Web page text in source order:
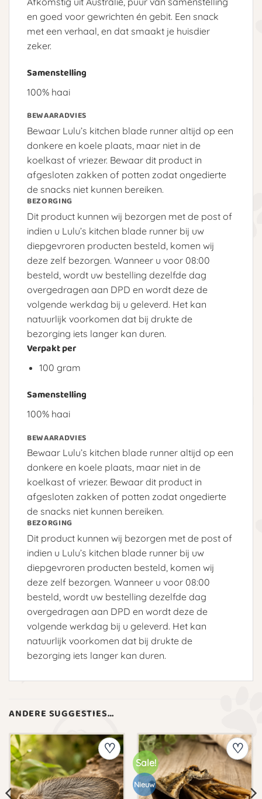
en goed voor gewrichten én gebit. Een snack
met een verhaal, en dat smaakt je huisdier
zeker.
Samenstelling
100% haai
BEWAARADVIES
Bewaar Lulu’s kitchen blade runner altijd op een
donkere en koele plaats, maar niet in de
koelkast of vriezer. Bewaar dit product in
afgesloten zakken of potten zodat ongedierte
de snacks niet kunnen bereiken.
BEZORGING
Dit product kunnen wij bezorgen met de post of
indien u Lulu’s kitchen blade runner bij uw
diepgevroren producten besteld, komen wij
deze zelf bezorgen. Wanneer u voor 08:00
besteld, wordt uw bestelling dezelfde dag
overgedragen aan DPD en wordt deze de
volgende werkdag bij u geleverd. Het kan
natuurlijk voorkomen dat bij drukte de
bezorging iets langer kan duren.
Verpakt per
100 gram
Samenstelling
100% haai
BEWAARADVIES
Bewaar Lulu’s kitchen blade runner altijd op een
donkere en koele plaats, maar niet in de
koelkast of vriezer. Bewaar dit product in
afgesloten zakken of potten zodat ongedierte
de snacks niet kunnen bereiken.
BEZORGING
Dit product kunnen wij bezorgen met de post of
indien u Lulu’s kitchen blade runner bij uw
diepgevroren producten besteld, komen wij
deze zelf bezorgen. Wanneer u voor 08:00
besteld, wordt uw bestelling dezelfde dag
overgedragen aan DPD en wordt deze de
volgende werkdag bij u geleverd. Het kan
natuurlijk voorkomen dat bij drukte de
bezorging iets langer kan duren.
ANDERE SUGGESTIES…
Sale!
Nieuw